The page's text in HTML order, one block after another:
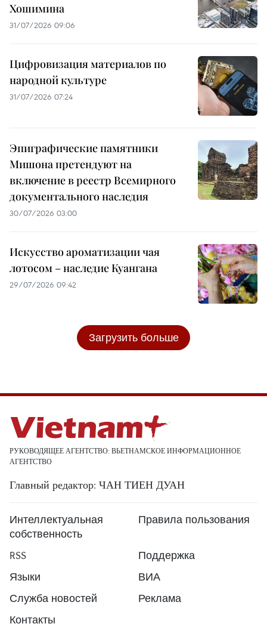
Хошимина
31/07/2026 09:06
Цифровизация материалов по
народной культуре
31/07/2026 07:24
Эпиграфические памятники
Мишона претендуют на
включение в реестр Всемирного
документального наследия
30/07/2026 03:00
Искусство ароматизации чая
лотосом – наследие Куангана
29/07/2026 09:42
Загрузить больше
РУКОВОДЯЩЕЕ АГЕНТСТВО: ВЬЕТНАМСКОЕ ИНФОРМАЦИОННОЕ
АГЕНТСТВО
Главный редактор: ЧАН ТИЕН ДУАН
Интеллектуальная
собственность
Правила пользования
RSS
Поддержка
Языки
ВИА
Служба новостей
Реклама
Контакты